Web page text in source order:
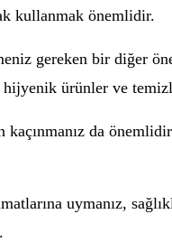
kullanmak önemlidir.
gereken bir diğer
hijyenik ürünler ve
da
uymanız,